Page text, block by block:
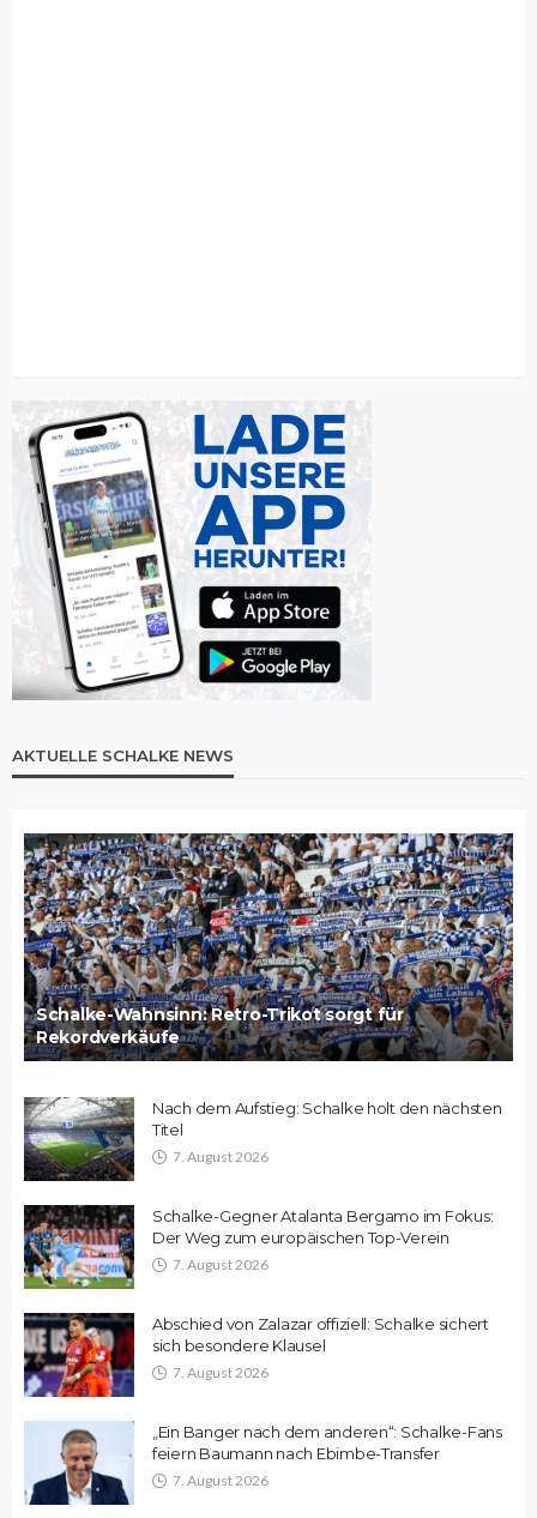
AKTUELLE SCHALKE NEWS
Schalke-Wahnsinn: Retro-Trikot sorgt für
Rekordverkäufe
Nach dem Aufstieg: Schalke holt den nächsten
Titel
7. August 2026
Schalke-Gegner Atalanta Bergamo im Fokus:
Der Weg zum europäischen Top-Verein
7. August 2026
Abschied von Zalazar offiziell: Schalke sichert
sich besondere Klausel
7. August 2026
„Ein Banger nach dem anderen“: Schalke-Fans
feiern Baumann nach Ebimbe-Transfer
7. August 2026